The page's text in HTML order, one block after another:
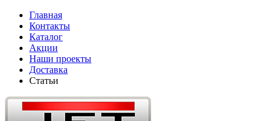
Главная
Контакты
Каталог
Акции
Наши проекты
Доставка
Статьи